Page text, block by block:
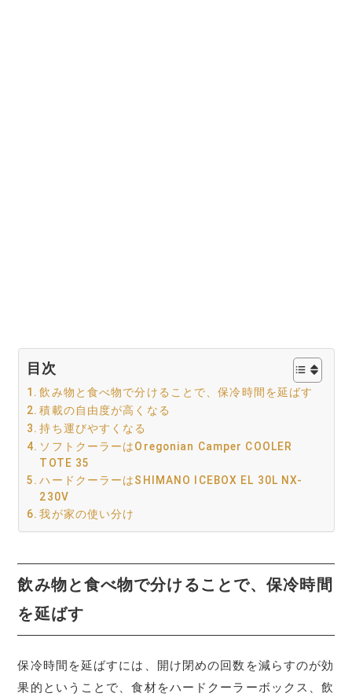
目次
飲み物と食べ物で分けることで、保冷時間を延ばす
積載の自由度が高くなる
持ち運びやすくなる
ソフトクーラーはOregonian Camper COOLER
TOTE 35
ハードクーラーはSHIMANO ICEBOX EL 30L NX-
230V
我が家の使い分け
飲み物と食べ物で分けることで、保冷時間
を延ばす
保冷時間を延ばすには、開け閉めの回数を減らすのが効
果的ということで、食材をハードクーラーボックス、飲